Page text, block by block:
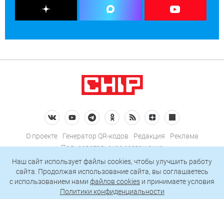
О проекте Генератор QR-кодов Редакция
Реклама
Пользовательское соглашение
Политика конфиденциальности
Подписаться на рассылку
Наш сайт использует файлы cookies, чтобы улучшить работу
сайта. Продолжая использование сайта, вы соглашаетесь
c использованием нами файлов cookies и принимаете условия
Политики конфиденциальности